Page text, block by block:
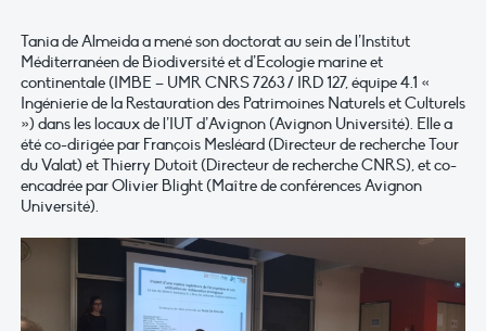
Tania de Almeida a mené son doctorat au sein de l’Institut
Méditerranéen de Biodiversité et d’Ecologie marine et
continentale (IMBE – UMR CNRS 7263 / IRD 127, équipe 4.1 «
Ingénierie de la Restauration des Patrimoines Naturels et Culturels
») dans les locaux de l’IUT d’Avignon (Avignon Université). Elle a
été co-dirigée par François Mesléard (Directeur de recherche Tour
du Valat) et Thierry Dutoit (Directeur de recherche CNRS), et co-
encadrée par Olivier Blight (Maître de conférences Avignon
Université).